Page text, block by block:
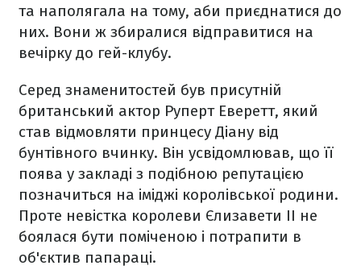
та наполягала на тому, аби приєднатися до
них. Вони ж збиралися відправитися на
вечірку до гей-клубу.
Серед знаменитостей був присутній
британський актор Руперт Еверетт, який
став відмовляти принцесу Діану від
бунтівного вчинку. Він усвідомлював, що її
поява у закладі з подібною репутацією
позначиться на іміджі королівської родини.
Проте невістка королеви Єлизавети ІІ не
боялася бути поміченою і потрапити в
об'єктив папараці.